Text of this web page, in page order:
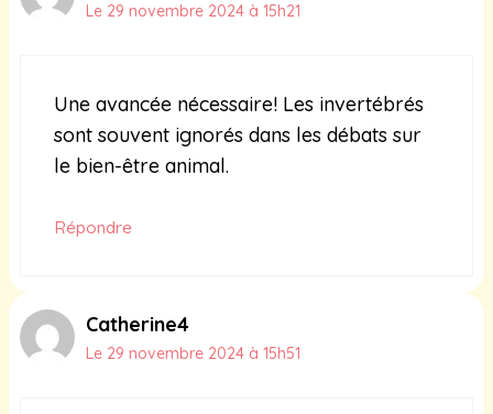
Le 29 novembre 2024 à 15h21
Une avancée nécessaire! Les invertébrés
sont souvent ignorés dans les débats sur
le bien-être animal.
Répondre
Catherine4
Le 29 novembre 2024 à 15h51